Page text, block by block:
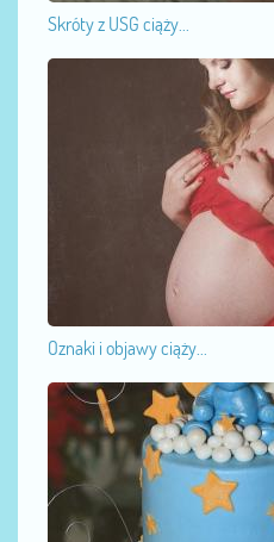
Skróty z USG ciąży...
Oznaki i objawy ciąży...